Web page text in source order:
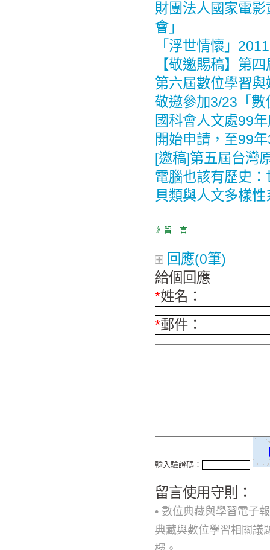
財團法人國家電
會」
「浮世情懷」
【敬邀賜稿】第
第六屆數位學習
敬邀參加3/23「
國科會人文處99
開始申請，至99
[邀稿]第五屆台灣
電腦也該有歷史
貝類與人文多樣
》留 言
回應(0筆)
給個回應
*姓名：
*郵件：
輸入驗證碼：
留言使用守則：
• 數位典藏與學習電子
典藏與數位學習相關議